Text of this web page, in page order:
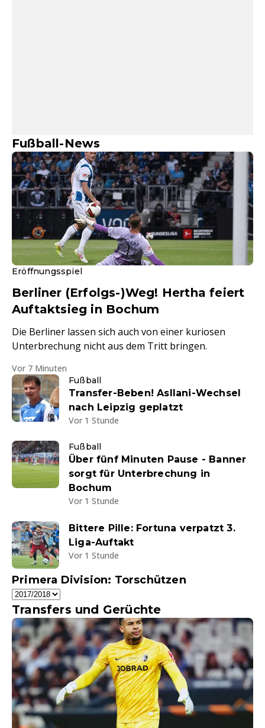
Fußball-News
Eröffnungsspiel
Berliner (Erfolgs-)Weg! Hertha feiert
Auftaktsieg in Bochum
Die Berliner lassen sich auch von einer kuriosen
Unterbrechung nicht aus dem Tritt bringen.
Vor 7 Minuten
Fußball
Transfer-Beben! Asllani-Wechsel
nach Leipzig geplatzt
Vor 1 Stunde
Fußball
Über fünf Minuten Pause - Banner
sorgt für Unterbrechung in
Bochum
Vor 1 Stunde
Bittere Pille: Fortuna verpatzt 3.
Liga-Auftakt
Vor 1 Stunde
Primera Division: Torschützen
Transfers und Gerüchte